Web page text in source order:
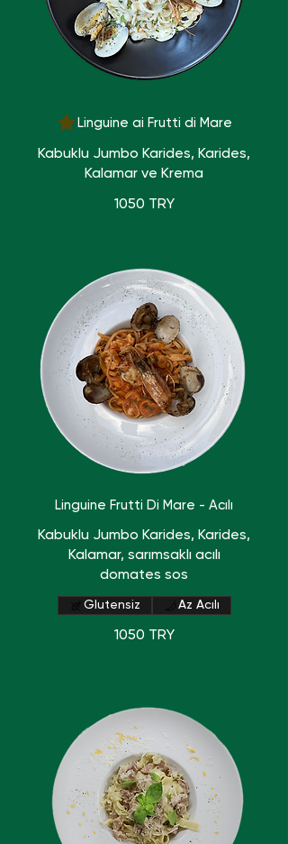
Linguine ai Frutti di Mare
Kabuklu Jumbo Karides, Karides,
Kalamar ve Krema
1050 TRY
Linguine Frutti Di Mare - Acılı
Kabuklu Jumbo Karides, Karides,
Kalamar, sarımsaklı acılı
domates sos
1050 TRY
Glutensiz Az Acılı